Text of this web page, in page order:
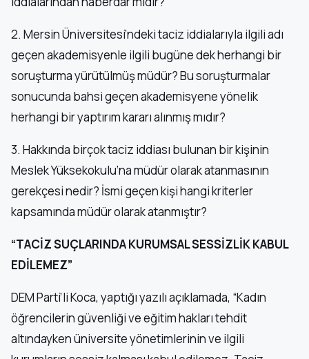
2. Mersin Üniversitesi’ndeki taciz iddialarıyla ilgili adı
geçen akademisyenle ilgili bugüne dek herhangi bir
soruşturma yürütülmüş müdür? Bu soruşturmalar
sonucunda bahsi geçen akademisyene yönelik
herhangi bir yaptırım kararı alınmış mıdır?
3. Hakkında birçok taciz iddiası bulunan bir kişinin
Meslek Yüksekokulu’na müdür olarak atanmasının
gerekçesi nedir? İsmi geçen kişi hangi kriterler
kapsamında müdür olarak atanmıştır?
“TACİZ SUÇLARINDA KURUMSAL SESSİZLİK KABUL
EDİLEMEZ”
DEM Parti’li Koca, yaptığı yazılı açıklamada, “Kadın
öğrencilerin güvenliği ve eğitim hakları tehdit
altındayken üniversite yönetimlerinin ve ilgili